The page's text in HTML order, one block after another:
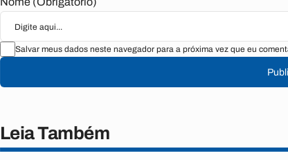
Salvar meus dados neste navegador para a próxima vez que eu
Leia Também